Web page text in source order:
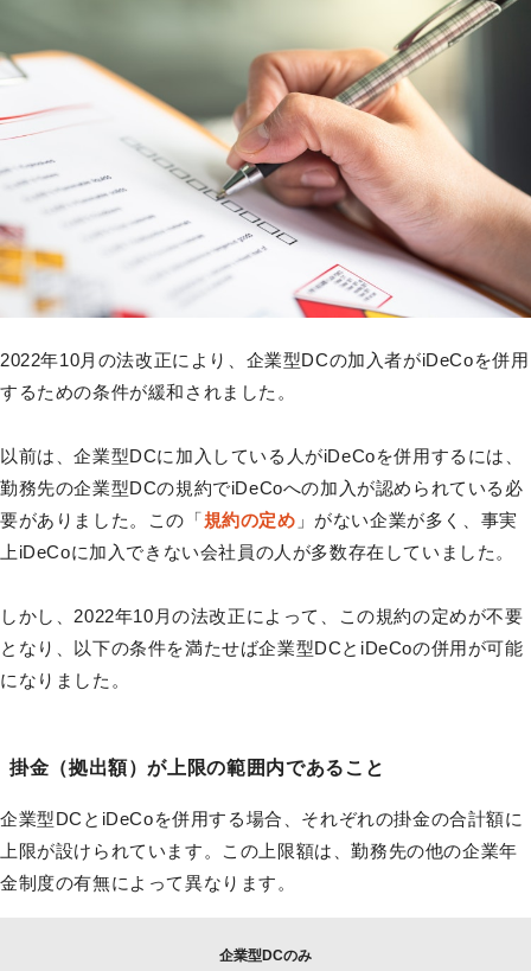
2022年10月の法改正により、企業型DCの加入者がiDeCoを併用
するための条件が緩和されました。
以前は、企業型DCに加入している人がiDeCoを併用するには、
勤務先の企業型DCの規約でiDeCoへの加入が認められている必
要がありました。この「規約の定め 」がない企業が多く、事実
上iDeCoに加入できない会社員の人が多数存在していました。
しかし、2022年10月の法改正によって、この規約の定めが不要
となり、以下の条件を満たせば企業型DCとiDeCoの併用が可能
になりました。
掛金（拠出額）が上限の範囲内であること
企業型DCとiDeCoを併用する場合、それぞれの掛金の合計額に
上限が設けられています。この上限額は、勤務先の他の企業年
金制度の有無によって異なります。
企業型DCのみ